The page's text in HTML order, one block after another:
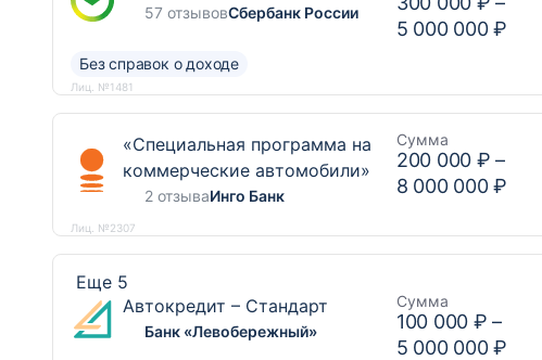
57 отзывовСбербанк России
5 000 000 ₽
Без справок о доходе
Лиц. №1481
«Специальная программа на
коммерческие автомобили»
2 отзываИнго Банк
Сумма
200 000 ₽ –
8 000 000 ₽
Лиц. №2307
Еще 5
Автокредит – Стандарт
Банк «Левобережный»
Сумма
100 000 ₽ –
5 000 000 ₽